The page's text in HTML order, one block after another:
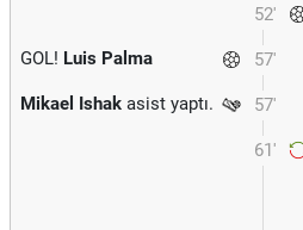
52'
57'
GOL! Luis Palma
57'
Mikael Ishak asist yaptı.
61'